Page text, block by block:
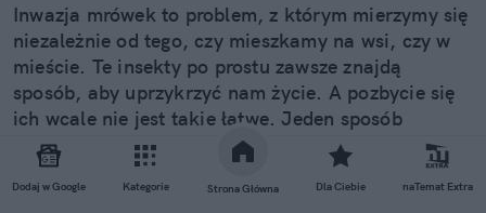
Dodaj w Google Kategorie Strona Główna Dla Ciebie naTemat Extra
Inwazja mrówek to problem, z którym mierzymy się
niezależnie od tego, czy mieszkamy na wsi, czy w
mieście. Te insekty po prostu zawsze znajdą
sposób, aby uprzykrzyć nam życie. A pozbycie się
ich wcale nie jest takie łatwe. Jeden sposób
przykuwa jednak uwagę szczególnie, ponieważ nie
wymaga używania trucizn i kosztuje grosze.